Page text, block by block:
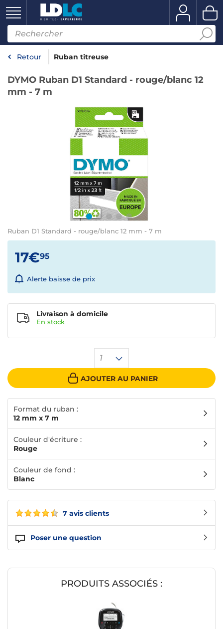
Retour Ruban titreuse
DYMO Ruban D1 Standard - rouge/blanc 12
mm - 7 m
Ruban D1 Standard - rouge/blanc 12 mm - 7 m
7 avis clients
Poser une question
17€95
Alerte baisse de prix
1
AJOUTER AU PANIER
Livraison à domicile
En stock
Format du ruban :
12 mm x 7 m
Couleur d'écriture :
Rouge
Couleur de fond :
Blanc
PRODUITS ASSOCIÉS :